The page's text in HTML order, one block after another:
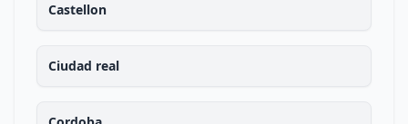
Castellon
Ciudad real